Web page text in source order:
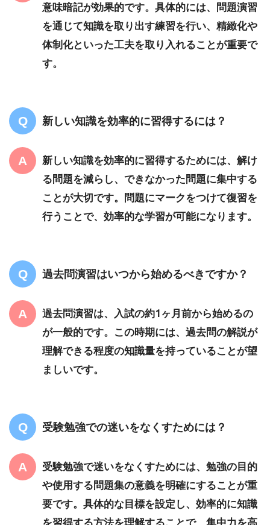
意味暗記が効果的です。具体的には、問題演習
を通じて知識を取り出す練習を行い、精緻化や
体制化といった工夫を取り入れることが重要で
す。
新しい知識を効率的に習得するには？
新しい知識を効率的に習得するためには、解け
る問題を減らし、できなかった問題に集中する
ことが大切です。問題にマークをつけて復習を
行うことで、効率的な学習が可能になります。
過去問演習はいつから始めるべきですか？
過去問演習は、入試の約1ヶ月前から始めるの
が一般的です。この時期には、過去問の解説が
理解できる程度の知識量を持っていることが望
ましいです。
受験勉強での迷いをなくすためには？
受験勉強で迷いをなくすためには、勉強の目的
や使用する問題集の意義を明確にすることが重
要です。具体的な目標を設定し、効率的に知識
を習得する方法を理解することで、集中力を高